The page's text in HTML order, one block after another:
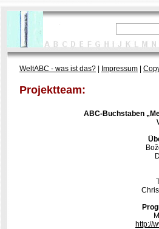
WeltABC - was ist das? Impressum
Projektteam:
ABC-Buchstaben
http://